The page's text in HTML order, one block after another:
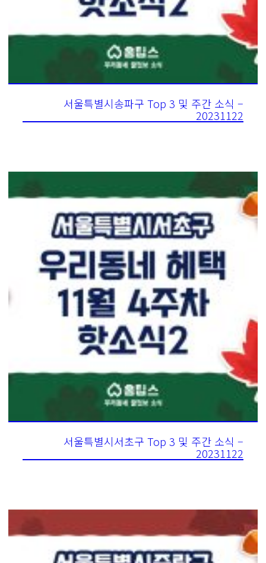
서울특별시송파구 Top 3 및 주간 소식 –
20231122
서울특별시서초구 Top 3 및 주간 소식 –
20231122